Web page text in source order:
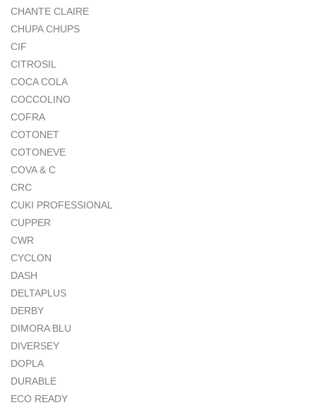
CHANTE CLAIRE
CHUPA CHUPS
CIF
CITROSIL
COCA COLA
COCCOLINO
COFRA
COTONET
COTONEVE
COVA & C
CRC
CUKI PROFESSIONAL
CUPPER
CWR
CYCLON
DASH
DELTAPLUS
DERBY
DIMORA BLU
DIVERSEY
DOPLA
DURABLE
ECO READY